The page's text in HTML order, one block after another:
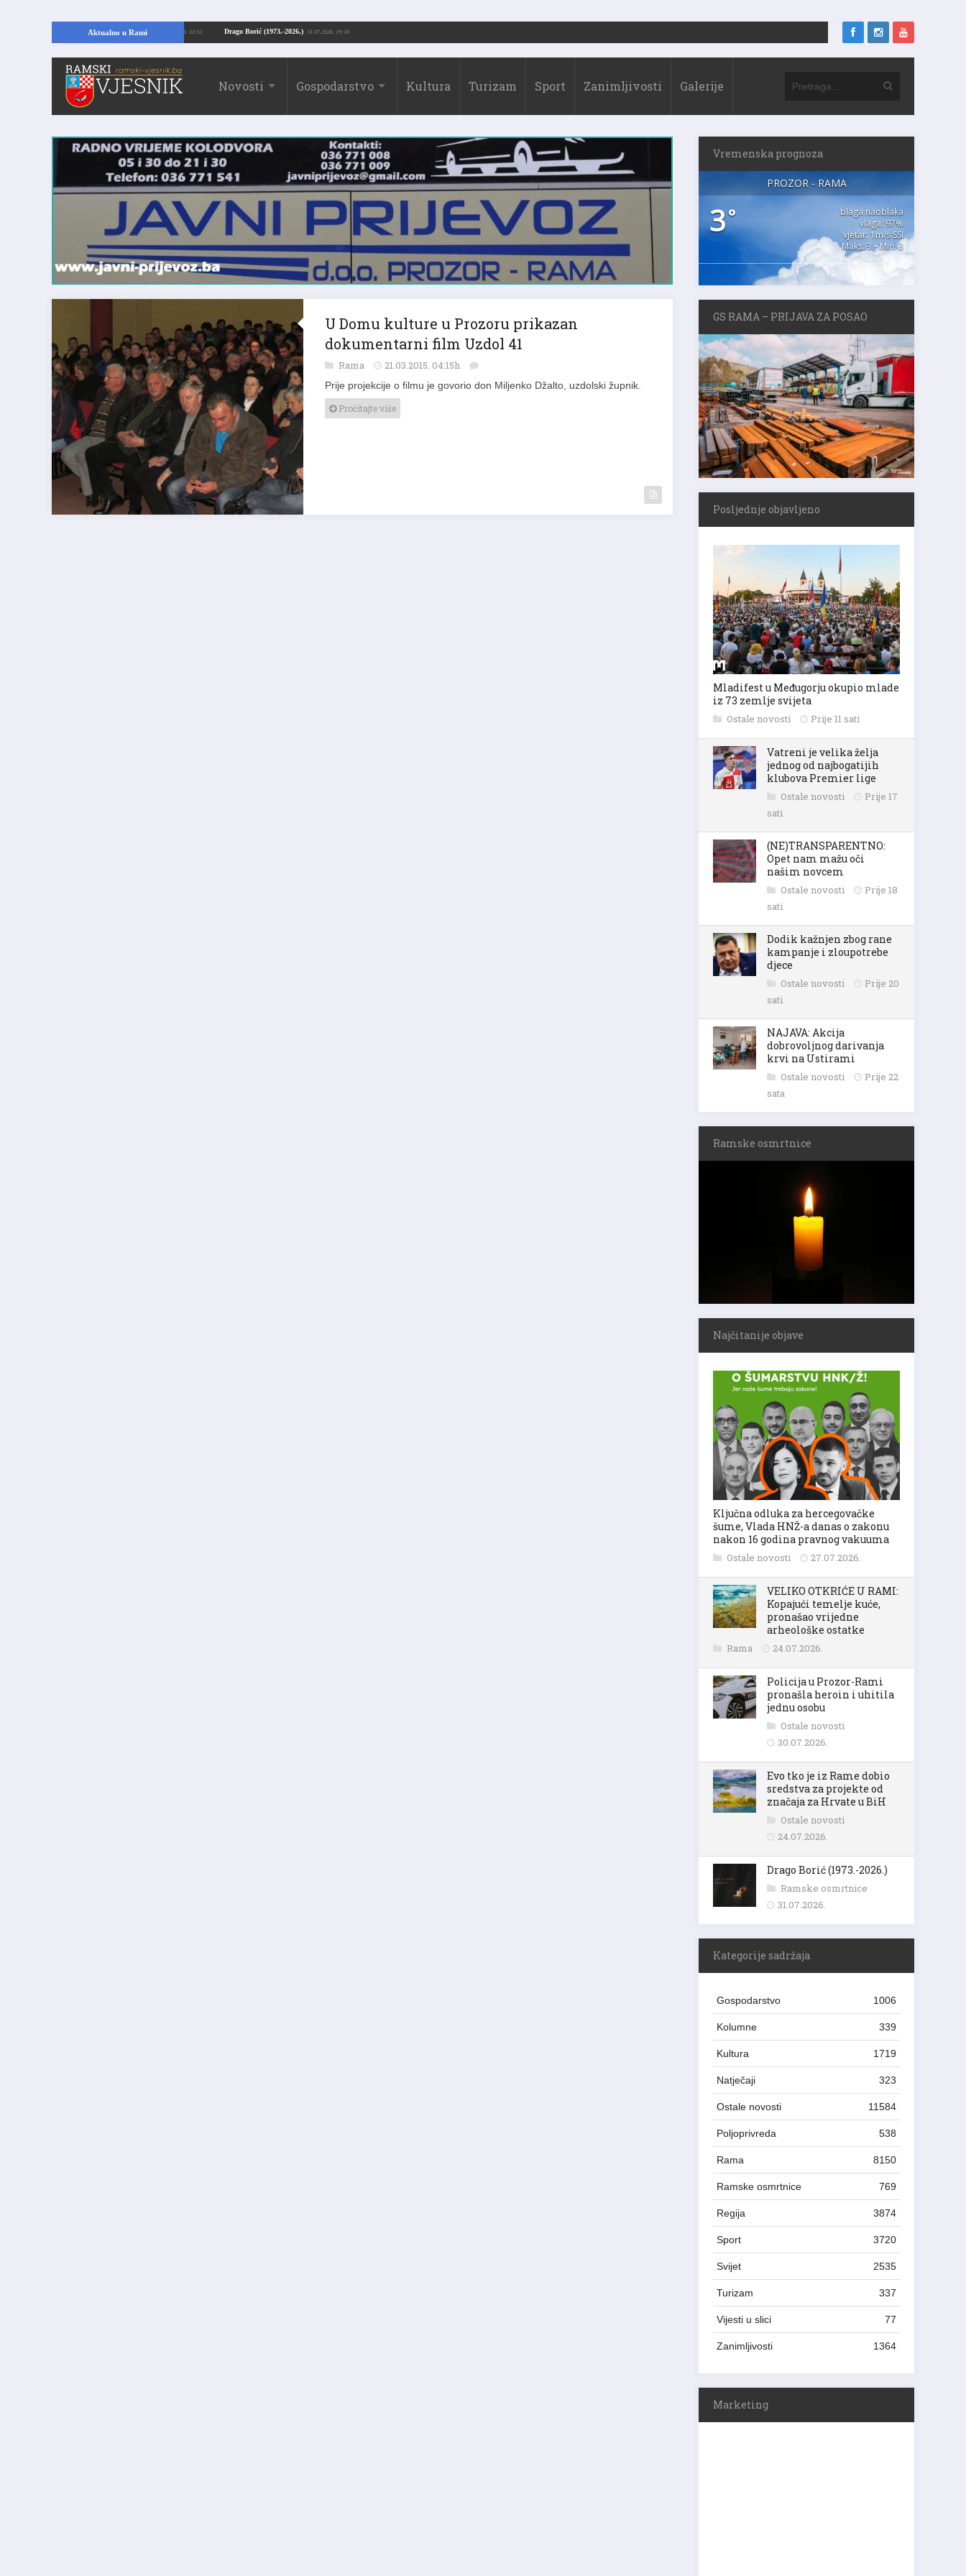
Aktualno u Rami Drago Borić (1973.-2026.) 31.07.2026. 19:10
temelje kuće, pronašao vrijedne arheološke ostatke 24.07.2026. 13:51
Novosti Gospodarstvo Kultura Turizam Sport Zanimljivosti Galerije
U Domu kulture u Prozoru prikazan
dokumentarni film Uzdol 41
Pročitajte više
Vremenska prognoza
PROZOR - RAMA
3°
blaga naoblaka
vlaga: 97%
vjetar: 1m/s SSI
Maks. 3 • Min. 3
GS RAMA – PRIJAVA ZA POSAO
Posljednje objavljeno
Mladifest u Međugorju okupio mlade
iz 73 zemlje svijeta
Ostale novosti Prije 11 sati
Vatreni je velika želja
jednog od najbogatijih
klubova Premier lige
Ostale novosti
Prije 17
sati
(NE)TRANSPARENTNO:
Opet nam mažu oči
našim novcem
Ostale novosti
Prije 18
sati
Dodik kažnjen zbog rane
kampanje i zloupotrebe
djece
Ostale novosti
Prije 20
sati
NAJAVA: Akcija
dobrovoljnog darivanja
krvi na Ustirami
Ostale novosti
Prije 22
sata
Ramske osmrtnice
Najčitanije objave
Ključna odluka za hercegovačke
šume, Vlada HNŽ-a danas o zakonu
nakon 16 godina pravnog vakuuma
Ostale novosti 27.07.2026.
VELIKO OTKRIĆE U RAMI:
Kopajući temelje kuće,
pronašao vrijedne
arheološke ostatke
Rama 24.07.2026.
Policija u Prozor-Rami
pronašla heroin i uhitila
jednu osobu
Ostale novosti
30.07.2026.
Evo tko je iz Rame dobio
sredstva za projekte od
značaja za Hrvate u BiH
Ostale novosti
24.07.2026.
Drago Borić (1973.-2026.)
Ramske osmrtnice
31.07.2026.
Kategorije sadržaja
Gospodarstvo 1006
Kolumne 339
Kultura 1719
Natječaji 323
Ostale novosti 11584
Poljoprivreda 538
Rama 8150
Ramske osmrtnice 769
Regija 3874
Sport 3720
Svijet 2535
Turizam 337
Vijesti u slici 77
Zanimljivosti 1364
Marketing